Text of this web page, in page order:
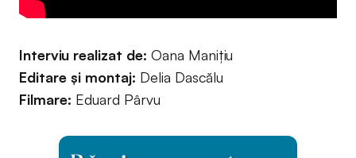
Interviu realizat de: Oana Maniţiu
Editare şi montaj: Delia Dascălu
Filmare: Eduard Pârvu